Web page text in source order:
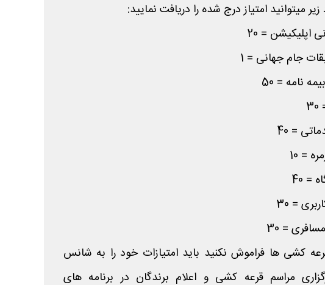
میتوانید امتیاز درج شده را دریافت نمایید:
= 20
جام جهانی = 1
نامه = 50
= 40
= 10
40
= 30
= 30
کشی ها فراموش نکنید باید امتیازات خود را به شانس
مراسم قرعه کشی و اعلام برندگان در برنامه های